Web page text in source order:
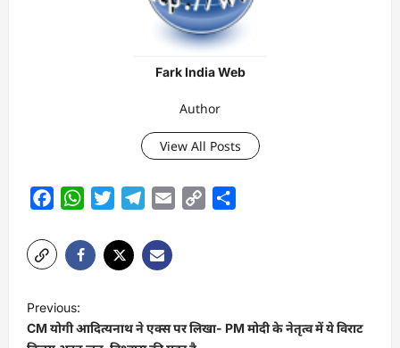
Fark India Web
Author
View All Posts
FacebookWhatsAppTwitterTelegram
Email
Copy
o
Previous:
CM योगी आदित्यनाथ ने एक्स पर लिखा- PM मोदी के नेतृत्व में ये विराट